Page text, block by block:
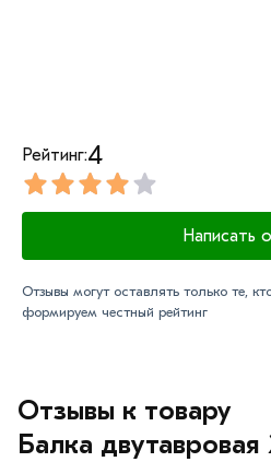
обязательно).
Отзывы к товару
Балка двутавровая
Рейтинг:4
Написать
Отзывы могут оставлять только те,
формируем честный рейтинг